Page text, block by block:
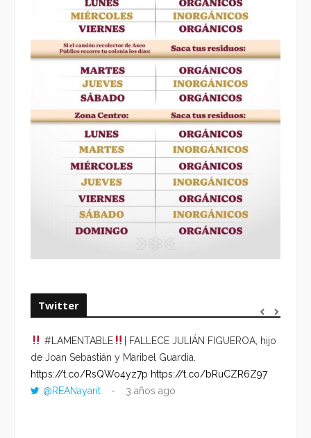
Twitter
#LAMENTABLE
| FALLECE JULIÁN FIGUEROA, hijo
de Joan Sebastián y Maribel Guardia.
https://t.co/RsQWo4yz7p https://t.co/bRuCZR6Z97
@REANayarit
3 años ago